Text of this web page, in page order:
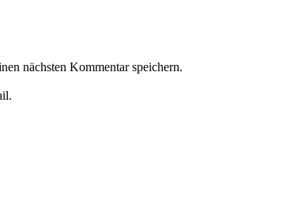
nächsten Kommentar speichern.